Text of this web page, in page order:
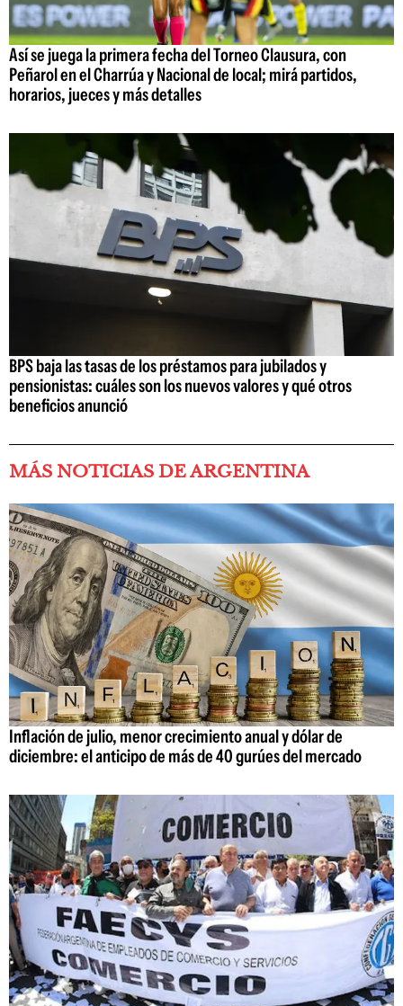
Así se juega la primera fecha del Torneo Clausura, con
Peñarol en el Charrúa y Nacional de local; mirá partidos,
horarios, jueces y más detalles
BPS baja las tasas de los préstamos para jubilados y
pensionistas: cuáles son los nuevos valores y qué otros
beneficios anunció
MÁS NOTICIAS DE ARGENTINA
Inflación de julio, menor crecimiento anual y dólar de
diciembre: el anticipo de más de 40 gurúes del mercado